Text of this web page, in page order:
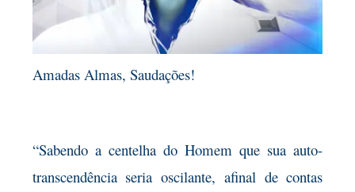
Amadas Almas, Saudações!
“Sabendo a centelha do Homem que sua auto-
transcendência seria oscilante, afinal de contas